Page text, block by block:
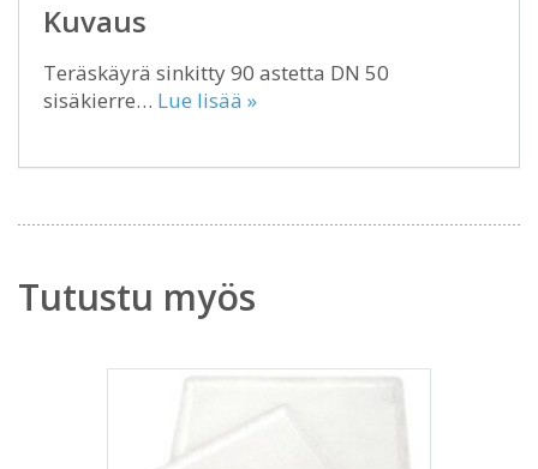
Kuvaus
Teräskäyrä sinkitty 90 astetta DN 50
sisäkierre… Lue lisää »
Tutustu myös